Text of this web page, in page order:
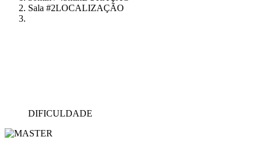
Sala #2LOCALIZAÇÃO
DIFICULDADE